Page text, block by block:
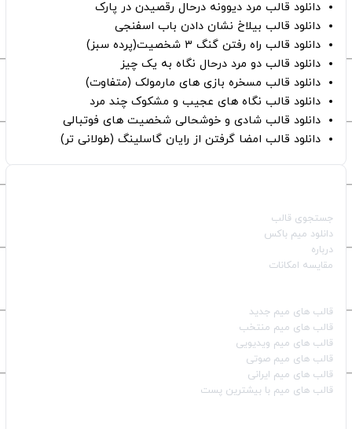
دانلود قالب مرد دیوونه درحال رقصیدن در پارک
دانلود قالب بیلاخ نشان دادن باب اسفنجی
دانلود قالب راه رفتن گنگ ۳ شخصیت(پرده سبز)
دانلود قالب دو مرد درحال نگاه به یک چیز
دانلود قالب مسخره بازی های مارمولک (متفاوت)
دانلود قالب نگاه های عجیب و مشکوک چند مرد
دانلود قالب شادی و خوشحالی شخصیت های فوتبالی
دانلود قالب امضا گرفتن از رایان گاسلینگ (طولانی تر)
جستجوی قالب
دانلود میم باکس
درباره
مقایسه امکانات
قالب‌ های میم جدید
قالب‌ های میم منتخب
قالب‌ های میم ویدیویی
قالب‌ های میم صوتی
قالب‌ های میم ایرانی
قالب‌ های میم با بیشترین پست